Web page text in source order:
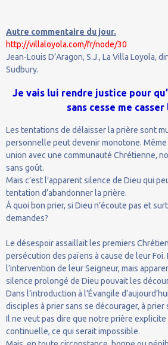
Autre commentaire du jour.
http://villaloyola.com/fr/node/30
Jean-Louis D’Aragon, S.J., La Villa Loyola,
Sudbury.
Je vais lui rendre justice pour
sans cesse me
Les tentations de délaisser la prière sont
personnelle peut devenir monotone.
union avec une communauté Chrétienne,
sans goût.
Mais c’est l’apparent silence de Dieu qui
tentation d’abandonner la prière.
À quoi bon prier, si Dieu n’écoute pas et
demandes?
Le désespoir assaillait les premiers
persécution des païens à cause de leur
l’intervention de leur Seigneur, mais
silence prolongé de Dieu pouvait les
Dans l’introduction à l’Évangile
disciples à prier sans se décourager, à prier
Il ne veut pas dire que notre prière
continuelle, ce qui serait impossible.